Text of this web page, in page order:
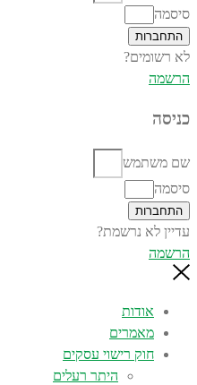
סיסמה
התחברות
לא רשומים?
הרשמה
כניסה
שם משתמש
סיסמה
התחברות
עדיין לא נרשמת?
הרשמה
אודות
מאמרים
חוק רישוי עסקים
היתר רעלים